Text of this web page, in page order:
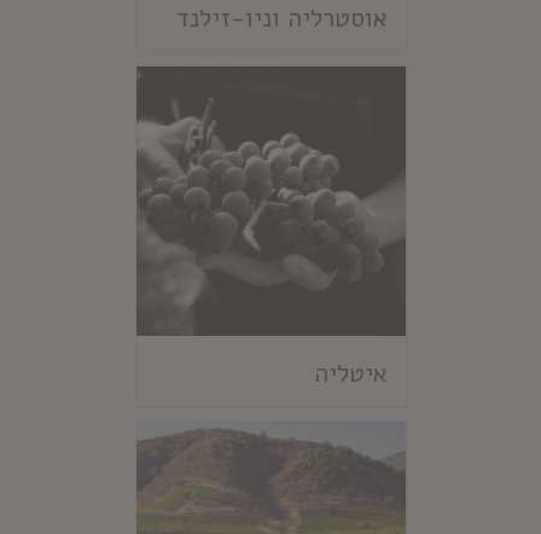
אוסטרליה וניו-זילנד
איטליה